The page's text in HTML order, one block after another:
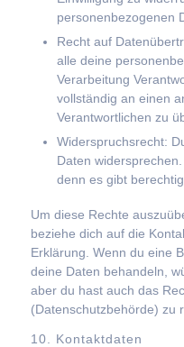
personenbezogenen
Recht auf
alle deine
Verarbeitung
vollständig an einen
Verantwortlichen zu
Widerspruchsrecht:
Daten
denn es gibt
Um diese Rechte
beziehe dich auf die
Erklärung. Wenn du eine
deine Daten behandeln,
aber du hast auch das
(Datenschutzbehörde) zu
10. Kontaktdaten